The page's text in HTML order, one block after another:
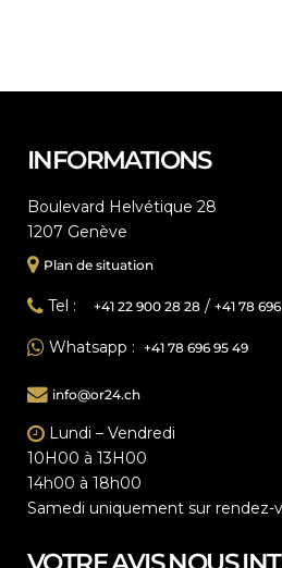
INFORMATIONS
Boulevard Helvétique 28
1207 Genève
Plan de situation
Tel : +41 22 900 28 28 / +41 78
Whatsapp : +41 78 696 95 49
info@or24.ch
Lundi – Vendredi
10H00 à 13H00
14h00 à 18h00
Samedi uniquement sur rendez-